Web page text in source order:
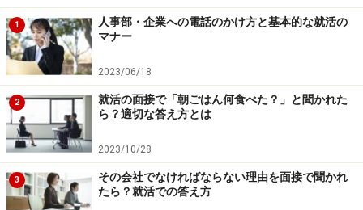
となる。その他、
人と繋がって何かを生み出したい。
人、特に子供を幸せにしたい。
最新のテクノロジーに触れたい。
メディアを通して人に大切な何かを伝えたい。
人の生活を便利にしたい。
などなど、特定の企業や仕事にこだわらない、自分の将
来にとっての指針を言葉にしてみよう。
1
人事部・企業への電話のかけ方と基本的な就活の
マナー
2023/06/18
2
就活の面接で「朝ごはん何食べた？」と聞かれた
ら？適切な答え方とは
2023/10/28
3
その会社でなければならない理由を面接で聞かれ
たら？就活での答え方